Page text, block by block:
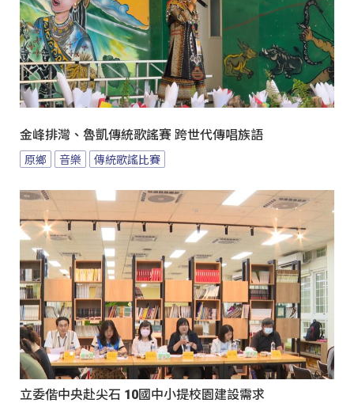
金峰排灣、魯凱傳統歌謠賽 跨世代傳唱族語
原鄉 音樂 傳統歌謠比賽
立委偕中央赴尖石 10國中小提校園建設需求